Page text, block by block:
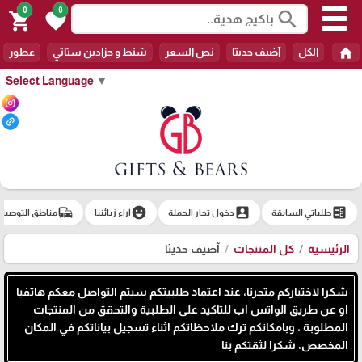
Select Language ▼
search
0
favorite
0
shopping_cart
home الكل آضيف حديثا نص السعر شنط و جزادين ستاتي عطور
ballotطلباتي السابقة account_boxدخول تجار الجملة emoji_emotionsآراء زبائننا commuteمناطق
الرئيسية كل المنتجات آضيف حديثا
شكرا لاختياركم متجرنا، عند اعتماد طلبيتكم سيتم التواصل معكم هاتفيا
او عن طريق الواتس اب للتاكيد على الطلبية والتحقق من المنتجات
المطلوبة ، وبامكانكم ترك ملاحظاتكم اثناء تسجيل بياناتكم في المكان
المخصص، شكرا لثقتكم بنا